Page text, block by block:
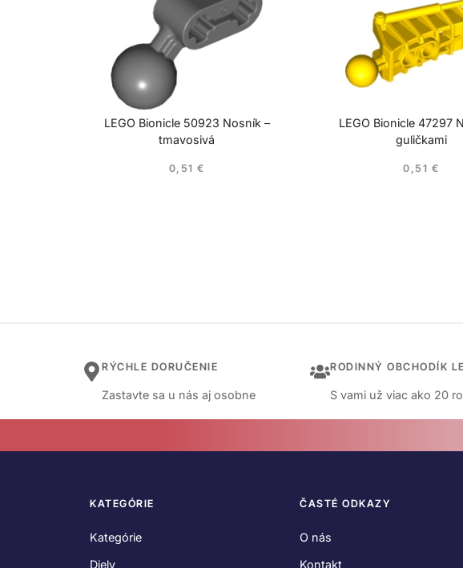
LEGO Bionicle 50923 Nosník –
tmavosivá
0,51€
LEGO Bionicle 47297
guličkami
0,51 €
RÝCHLE DORUČENIE
Zastavte sa u nás aj osobne
RODINNÝ OBCHODÍK
S vami už viac ako 20
KATEGÓRIE
Kategórie
Diely
ČASTÉ ODKAZY
O nás
Kontakt